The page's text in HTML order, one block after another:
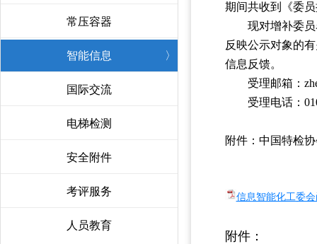
常压容器
智能信息 〉
国际交流
电梯检测
安全附件
考评服务
人员教育
期间共收到《委
现对增补委
反映公示对象的
信息反馈。
受理邮箱：
受理电话：
附件：中国特检
信息智能化工委
附件：